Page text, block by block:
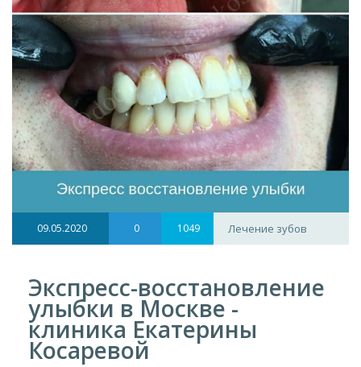
09.05.2020 0 1049 Лечение зубов
Экспресс-восстановление
улыбки в Москве -
клиника Екатерины
Косаревой